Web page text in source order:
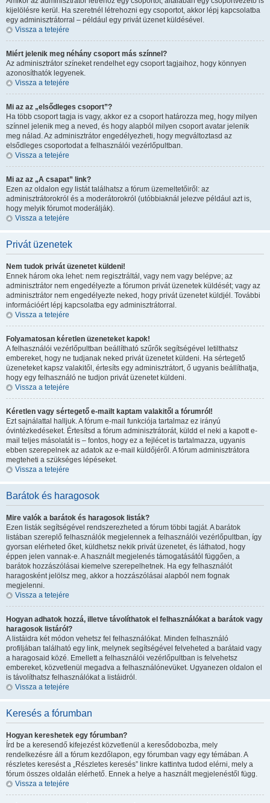
kijelölésre kerül. Ha szeretnél létrehozni egy csoportot, akkor lépj kapcsolatba
egy adminisztrátorral – például egy privát üzenet küldésével.
Vissza a tetejére
Miért jelenik meg néhány csoport más színnel?
Az adminisztrátor színeket rendelhet egy csoport tagjaihoz, hogy könnyen
azonosíthatók legyenek.
Vissza a tetejére
Mi az az „elsődleges csoport”?
Ha több csoport tagja is vagy, akkor ez a csoport határozza meg, hogy milyen
színnel jelenik meg a neved, és hogy alapból milyen csoport avatar jelenik
meg nálad. Az adminisztrátor engedélyezheti, hogy megváltoztasd az
elsődleges csoportodat a felhasználói vezérlőpultban.
Vissza a tetejére
Mi az az „A csapat” link?
Ezen az oldalon egy listát találhatsz a fórum üzemeltetőiről: az
adminisztrátorokról és a moderátorokról (utóbbiaknál jelezve például azt is,
hogy melyik fórumot moderálják).
Vissza a tetejére
Privát üzenetek
Nem tudok privát üzenetet küldeni!
Ennek három oka lehet: nem regisztráltál, vagy nem vagy belépve; az
adminisztrátor nem engedélyezte a fórumon privát üzenetek küldését; vagy az
adminisztrátor nem engedélyezte neked, hogy privát üzenetet küldjél. További
információért lépj kapcsolatba egy adminisztrátorral.
Vissza a tetejére
Folyamatosan kéretlen üzeneteket kapok!
A felhasználói vezérlőpultban beállítható szűrők segítségével letilthatsz
embereket, hogy ne tudjanak neked privát üzenetet küldeni. Ha sértegető
üzeneteket kapsz valakitől, értesíts egy adminisztrátort, ő ugyanis beállíthatja,
hogy egy felhasználó ne tudjon privát üzenetet küldeni.
Vissza a tetejére
Kéretlen vagy sértegető e-mailt kaptam valakitől a fórumról!
Ezt sajnálattal halljuk. A fórum e-mail funkciója tartalmaz ez irányú
óvintézkedéseket. Értesítsd a fórum adminisztrátorát, küldd el neki a kapott e-
mail teljes másolatát is – fontos, hogy ez a fejlécet is tartalmazza, ugyanis
ebben szerepelnek az adatok az e-mail küldőjéről. A fórum adminisztrátora
megteheti a szükséges lépéseket.
Vissza a tetejére
Barátok és haragosok
Mire valók a barátok és haragosok listák?
Ezen listák segítségével rendszerezheted a fórum többi tagját. A barátok
listában szereplő felhasználók megjelennek a felhasználói vezérlőpultban, így
gyorsan elérheted őket, küldhetsz nekik privát üzenetet, és láthatod, hogy
éppen jelen vannak-e. A használt megjelenés támogatásától függően, a
barátok hozzászólásai kiemelve szerepelhetnek. Ha egy felhasználót
haragosként jelölsz meg, akkor a hozzászólásai alapból nem fognak
megjelenni.
Vissza a tetejére
Hogyan adhatok hozzá, illetve távolíthatok el felhasználókat a barátok vagy
haragosok listáról?
A listáidra két módon vehetsz fel felhasználókat. Minden felhasználó
profiljában található egy link, melynek segítségével felveheted a barátaid vagy
a haragosaid közé. Emellett a felhasználói vezérlőpultban is felvehetsz
embereket, közvetlenül megadva a felhasználónevüket. Ugyanezen oldalon el
is távolíthatsz felhasználókat a listáidról.
Vissza a tetejére
Keresés a fórumban
Hogyan kereshetek egy fórumban?
Írd be a keresendő kifejezést közvetlenül a keresődobozba, mely
rendelkezésre áll a fórum kezdőlapon, egy fórumban vagy egy témában. A
részletes keresést a „Részletes keresés” linkre kattintva tudod elérni, mely a
fórum összes oldalán elérhető. Ennek a helye a használt megjelenéstől függ.
Vissza a tetejére